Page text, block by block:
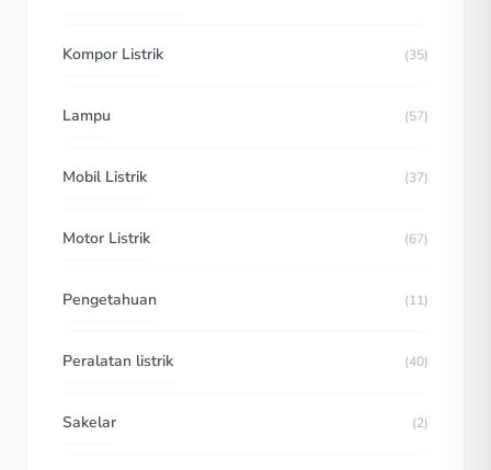
Kompor Listrik (35)
Lampu (57)
Mobil Listrik (37)
Motor Listrik (67)
Pengetahuan (11)
Peralatan listrik (40)
Sakelar (2)